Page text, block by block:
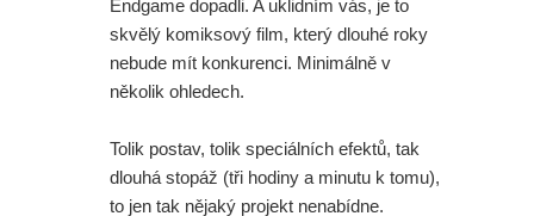
Endgame dopadli. A uklidním vás, je to
skvělý komiksový film, který dlouhé roky
nebude mít konkurenci. Minimálně v
několik ohledech.
Tolik postav, tolik speciálních efektů, tak
dlouhá stopáž (tři hodiny a minutu k tomu),
to jen tak nějaký projekt nenabídne.